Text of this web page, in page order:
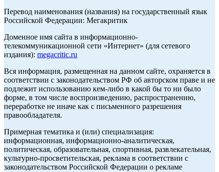
Перевод наименования (названия) на государственный язык
Российской Федерации: Мегакритик
Доменное имя сайта в информационно-
телекоммуникационной сети «Интернет» (для сетевого
издания): megacritic.ru
Вся информация, размещенная на данном сайте, охраняется в
соответствии с законодательством РФ об авторском праве и не
подлежит использованию кем-либо в какой бы то ни было
форме, в том числе воспроизведению, распространению,
переработке не иначе как с письменного разрешения
правообладателя.
Примерная тематика и (или) специализация:
информационная, информационно-аналитическая,
политическая, образовательная, спортивная, развлекательная,
культурно-просветительская, реклама в соответствии с
законодательством Российской Федерации о рекламе